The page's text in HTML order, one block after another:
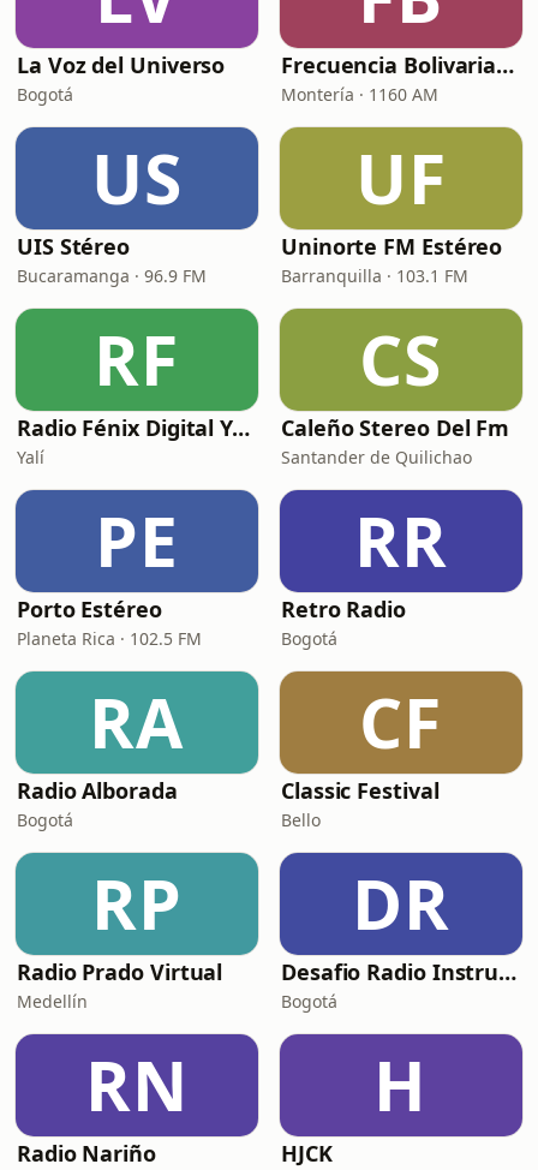
La Voz del Universo
Bogotá
Frecuencia Bolivariana
Montería · 1160 AM
US
UIS Stéreo
Bucaramanga · 96.9 FM
UF
Uninorte FM Estéreo
Barranquilla · 103.1 FM
RF
Radio Fénix Digital Yalí Antioquia
Yalí
CS
Caleño Stereo Del Fm
Santander de Quilichao
PE
Porto Estéreo
Planeta Rica · 102.5 FM
RR
Retro Radio
Bogotá
RA
Radio Alborada
Bogotá
CF
Classic Festival
Bello
RP
Radio Prado Virtual
Medellín
DR
Desafio Radio Instrumental
Bogotá
RN
Radio Nariño
H
HJCK